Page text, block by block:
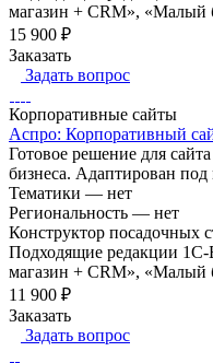
магазин + CRM», «Малый
15 900 ₽
Заказать
Задать вопрос
Корпоративные сайты
Аспро: Корпоративный
Готовое решение для
бизнеса. Адаптирован
Тематики — нет
Региональность — нет
Конструктор посадочных
Подходящие редакции 1С-
магазин + CRM», «Малый
11 900 ₽
Заказать
Задать вопрос